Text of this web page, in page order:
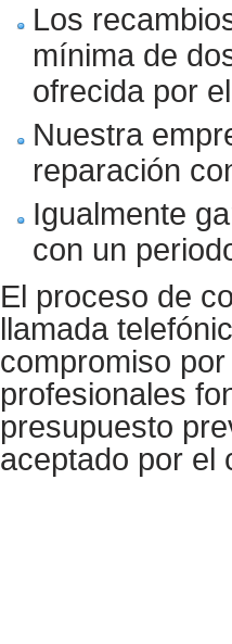
Los
mínima de
ofrecida por
Nuestra
reparación
Igualmente
con un
El proceso de
llamada
compromiso
profesionales
presupuesto
aceptado por el